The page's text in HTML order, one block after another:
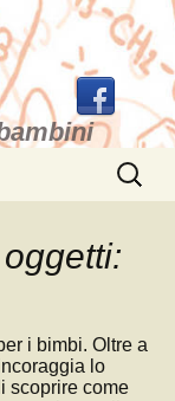
Ricerca
per:
i bimbi. Oltre a
lo
scoprire come